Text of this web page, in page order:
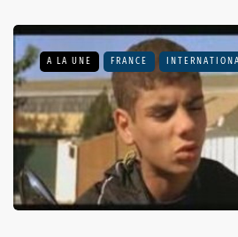
A LA UNE FRANCE